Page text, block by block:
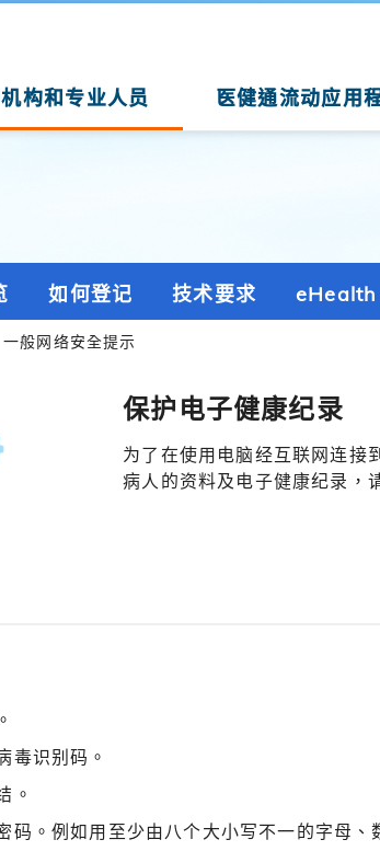
构和专业人员 医健通流动应用
如何登记 技术要求
一般网络安全提示
保护电子健康纪录
为了在使用电脑经互联网连接
病人的资料及电子健康纪录，
毒识别码。
。
码。例如用至少由八个大小写不一的字母、